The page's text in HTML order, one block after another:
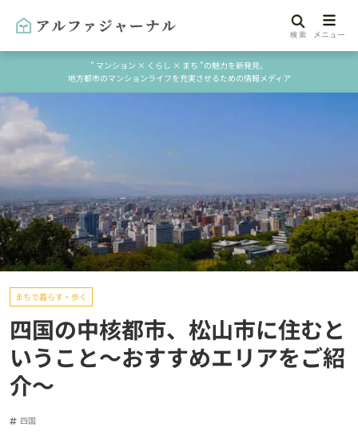
" マンション × くらし × まち "の魅力を新発見。
地方都市のマンションライフを充実させるための情報メディア
まちで暮らす・歩く
四国の中核都市、松山市に住むと
いうこと～おすすめエリアをご紹
介～
四国